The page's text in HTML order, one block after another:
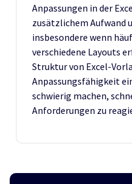
Anpassungen in der
zusätzlichem Aufwand
insbesondere wenn
verschiedene Layouts
Struktur von Excel-
Anpassungsfähigkeit
schwierig machen,
Anforderungen zu